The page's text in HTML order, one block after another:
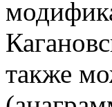
также